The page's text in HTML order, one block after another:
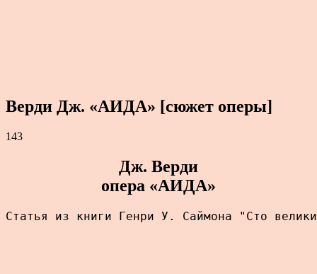
Верди Дж. «АИДА» [сюжет оперы]
143
Дж. Верди
опера «АИДА»
Статья из книги Генри У. Саймона "Сто